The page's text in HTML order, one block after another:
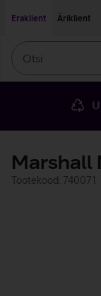
Eraklient
Äriklient
Marshall
Tootekood: 740071